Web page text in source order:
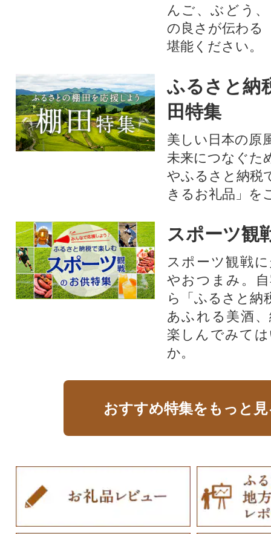
んご、ぶどう
の良さが伝わる
堪能ください。
ふるさと納
田特集
美しい日本の原
未来につなぐた
やふるさと納税
きるお礼品」を
スポーツ観
スポーツ観戦
やおつまみ。
ら「ふるさと納
あふれる美酒
楽しんでみて
か。
おすすめ特集をもっと